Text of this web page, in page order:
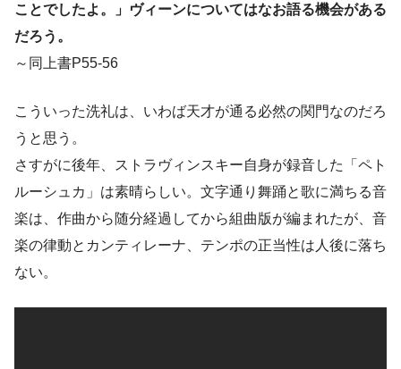
ことでしたよ。」ヴィーンについてはなお語る機会がある
だろう。
～同上書P55-56
こういった洗礼は、いわば天才が通る必然の関門なのだろ
うと思う。
さすがに後年、ストラヴィンスキー自身が録音した「ペト
ルーシュカ」は素晴らしい。文字通り舞踊と歌に満ちる音
楽は、作曲から随分経過してから組曲版が編まれたが、音
楽の律動とカンティレーナ、テンポの正当性は人後に落ち
ない。